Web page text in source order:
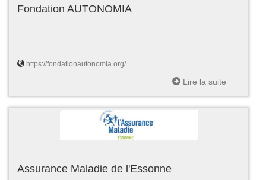
Fondation AUTONOMIA
https://fondationautonomia.org/
Lire la suite
Assurance Maladie de l'Essonne